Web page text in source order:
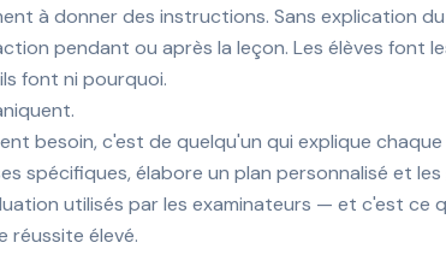
à donner des instructions. Sans explication
pendant ou après la leçon. Les élèves font
font ni pourquoi.
besoin, c'est de quelqu'un qui explique
spécifiques, élabore un plan personnalisé et
utilisés par les examinateurs — et c'est ce
réussite élevé.